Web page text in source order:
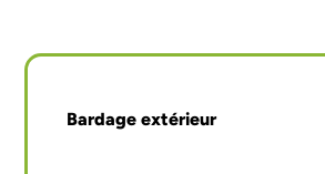
Bardage extérieur